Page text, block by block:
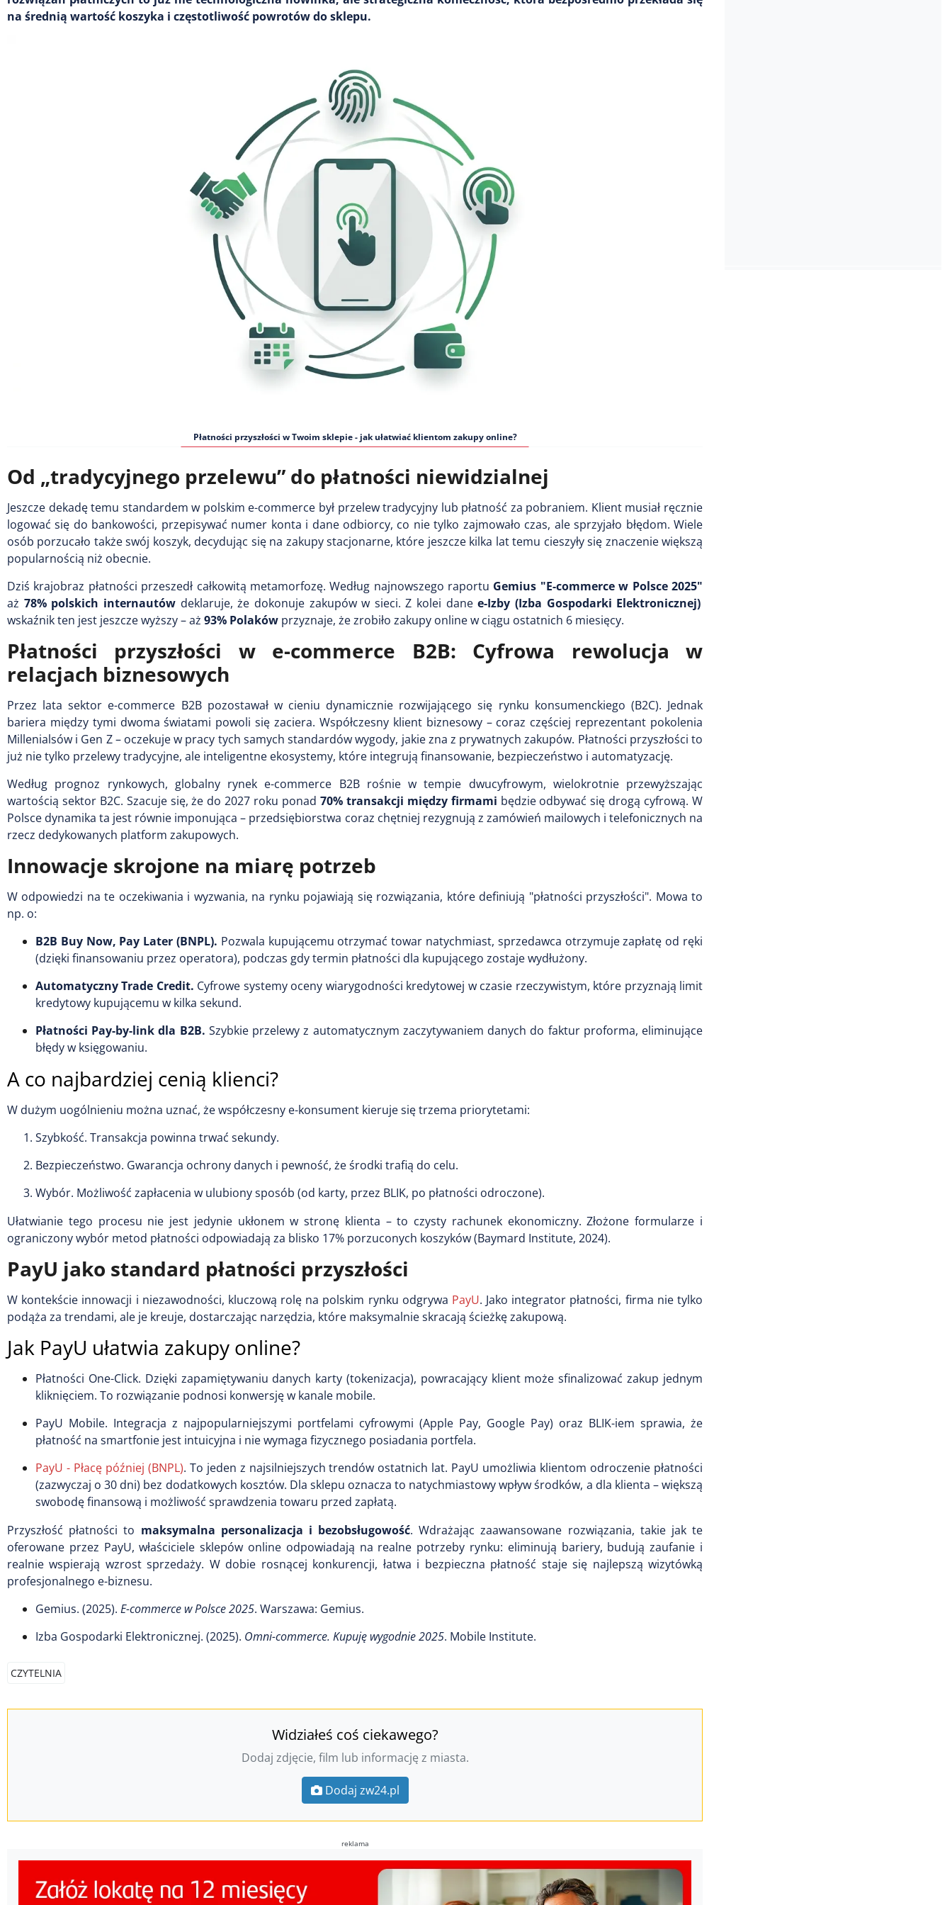
na średnią wartość koszyka i częstotliwość powrotów do sklepu.
Płatności przyszłości w Twoim sklepie - jak ułatwiać klientom zakupy online?
Od „tradycyjnego przelewu” do płatności niewidzialnej
Jeszcze dekadę temu standardem w polskim e-commerce był przelew tradycyjny lub płatność za pobraniem. Klient musiał ręcznie
logować się do bankowości, przepisywać numer konta i dane odbiorcy, co nie tylko zajmowało czas, ale sprzyjało błędom. Wiele
osób porzucało także swój koszyk, decydując się na zakupy stacjonarne, które jeszcze kilka lat temu cieszyły się znaczenie większą
popularnością niż obecnie.
Dziś krajobraz płatności przeszedł całkowitą metamorfozę. Według najnowszego raportu Gemius "E-commerce w Polsce 2025"
aż 78% polskich internautówdeklaruje, że dokonuje zakupów w sieci. Z kolei danee-Izby (Izba Gospodarki Elektronicznej)
wskaźnik ten jest jeszcze wyższy – aż 93% Polaków przyznaje, że zrobiło zakupy online w ciągu ostatnich 6 miesięcy.
Płatności przyszłości w e-commerce B2B: Cyfrowa rewolucja w
relacjach biznesowych
Przez lata sektor e-commerce B2B pozostawał w cieniu dynamicznie rozwijającego się rynku konsumenckiego (B2C). Jednak
bariera między tymi dwoma światami powoli się zaciera. Współczesny klient biznesowy – coraz częściej reprezentant pokolenia
Millenialsów i Gen Z – oczekuje w pracy tych samych standardów wygody, jakie zna z prywatnych zakupów. Płatności przyszłości to
już nie tylko przelewy tradycyjne, ale inteligentne ekosystemy, które integrują finansowanie, bezpieczeństwo i automatyzację.
Według prognoz rynkowych, globalny rynek e-commerce B2B rośnie w tempie dwucyfrowym, wielokrotnie przewyższając
wartością sektor B2C. Szacuje się, że do 2027 roku ponad 70% transakcji między firmami będzie odbywać się drogą cyfrową. W
Polsce dynamika ta jest równie imponująca – przedsiębiorstwa coraz chętniej rezygnują z zamówień mailowych i telefonicznych na
rzecz dedykowanych platform zakupowych.
Innowacje skrojone na miarę potrzeb
W odpowiedzi na te oczekiwania i wyzwania, na rynku pojawiają się rozwiązania, które definiują "płatności przyszłości". Mowa to
np. o:
B2B Buy Now, Pay Later (BNPL). Pozwala kupującemu otrzymać towar natychmiast, sprzedawca otrzymuje zapłatę od ręki
(dzięki finansowaniu przez operatora), podczas gdy termin płatności dla kupującego zostaje wydłużony.
Automatyczny Trade Credit. Cyfrowe systemy oceny wiarygodności kredytowej w czasie rzeczywistym, które przyznają limit
kredytowy kupującemu w kilka sekund.
Płatności Pay-by-link dla B2B. Szybkie przelewy z automatycznym zaczytywaniem danych do faktur proforma, eliminujące
błędy w księgowaniu.
A co najbardziej cenią klienci?
W dużym uogólnieniu można uznać, że współczesny e-konsument kieruje się trzema priorytetami:
Szybkość. Transakcja powinna trwać sekundy.
Bezpieczeństwo. Gwarancja ochrony danych i pewność, że środki trafią do celu.
Wybór. Możliwość zapłacenia w ulubiony sposób (od karty, przez BLIK, po płatności odroczone).
Ułatwianie tego procesu nie jest jedynie ukłonem w stronę klienta – to czysty rachunek ekonomiczny. Złożone formularze i
ograniczony wybór metod płatności odpowiadają za blisko 17% porzuconych koszyków (Baymard Institute, 2024).
PayU jako standard płatności przyszłości
W kontekście innowacji i niezawodności, kluczową rolę na polskim rynku odgrywa PayU. Jako integrator płatności, firma nie tylko
podąża za trendami, ale je kreuje, dostarczając narzędzia, które maksymalnie skracają ścieżkę zakupową.
Jak PayU ułatwia zakupy online?
Płatności One-Click. Dzięki zapamiętywaniu danych karty (tokenizacja), powracający klient może sfinalizować zakup jednym
kliknięciem. To rozwiązanie podnosi konwersję w kanale mobile.
PayU Mobile. Integracja z najpopularniejszymi portfelami cyfrowymi (Apple Pay, Google Pay) oraz BLIK-iem sprawia, że
płatność na smartfonie jest intuicyjna i nie wymaga fizycznego posiadania portfela.
PayU - Płacę później (BNPL). To jeden z najsilniejszych trendów ostatnich lat. PayU umożliwia klientom odroczenie płatności
(zazwyczaj o 30 dni) bez dodatkowych kosztów. Dla sklepu oznacza to natychmiastowy wpływ środków, a dla klienta – większą
swobodę finansową i możliwość sprawdzenia towaru przed zapłatą.
Przyszłość płatności to maksymalna personalizacja i bezobsługowość. Wdrażając zaawansowane rozwiązania, takie jak te
oferowane przez PayU, właściciele sklepów online odpowiadają na realne potrzeby rynku: eliminują bariery, budują zaufanie i
realnie wspierają wzrost sprzedaży. W dobie rosnącej konkurencji, łatwa i bezpieczna płatność staje się najlepszą wizytówką
profesjonalnego e-biznesu.
Gemius. (2025). E-commerce w Polsce 2025. Warszawa: Gemius.
Izba Gospodarki Elektronicznej. (2025). Omni-commerce. Kupuję wygodnie 2025. Mobile Institute.
CZYTELNIA
Widziałeś coś ciekawego?
Dodaj zdjęcie, film lub informację z miasta.
Dodaj zw24.pl
reklama